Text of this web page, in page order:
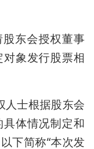
股东会授权董事
象发行股票相
人士根据股东会
体情况制定和
下简称“本次发